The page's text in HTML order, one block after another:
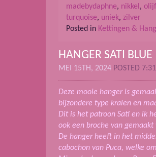
madebydaphne, nikkel ,
turquoise, uniek, zilver
Posted in Kettingen &
HANGER SATI BLUE
MEI 15TH, 2024 POSTED
Deze mooie hanger is
bijzondere type kralen en
Dit is het patroon Sati en ik
ook een broche van gemaakt
De hanger heeft in het
cabochon van Puca, welke